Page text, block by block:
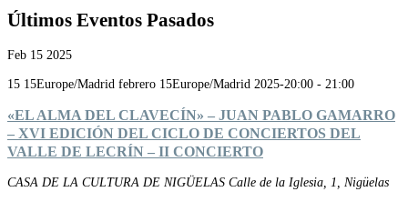
Últimos Eventos Pasados
Feb 15 2025
15 15Europe/Madrid febrero 15Europe/Madrid 2025-20:00 - 21:00
«EL ALMA DEL CLAVECÍN» – JUAN PABLO GAMARRO
– XVI EDICIÓN DEL CICLO DE CONCIERTOS DEL
VALLE DE LECRÍN – II CONCIERTO
CASA DE LA CULTURA DE NIGÜELAS Calle de la Iglesia, 1, Nigüelas